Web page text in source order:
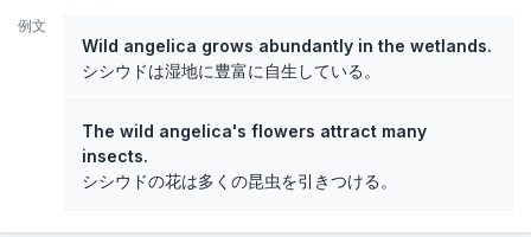
例文
Wild angelica grows abundantly in the wetlands.
シシウドは湿地に豊富に自生している。
The wild angelica's flowers attract many
insects.
シシウドの花は多くの昆虫を引きつける。